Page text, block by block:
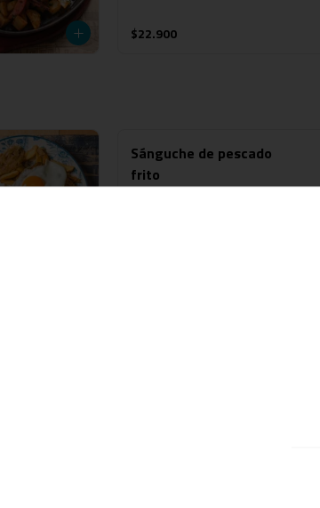
$22.900
Sánguche de pescado
frito